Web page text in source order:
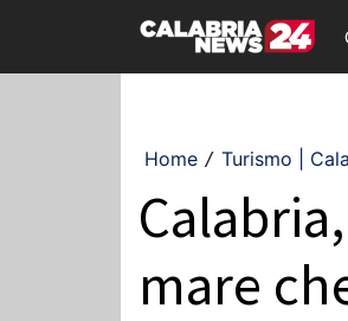
Home / Turismo |
mare